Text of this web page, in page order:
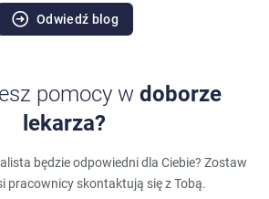
Odwiedź blog
pomocy w doborze
lekarza?
będzie odpowiedni dla Ciebie?Zostaw
pracownicy skontaktują się z Tobą.